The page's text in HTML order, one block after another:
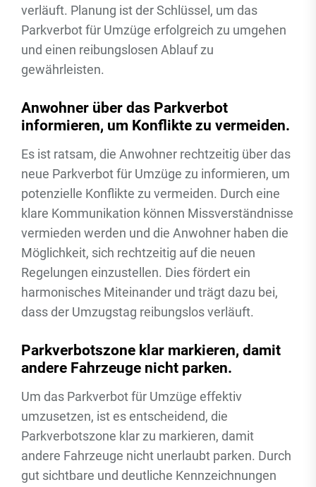
verläuft. Planung ist der Schlüssel, um das
Parkverbot für Umzüge erfolgreich zu umgehen
und einen reibungslosen Ablauf zu
gewährleisten.
Anwohner über das Parkverbot
informieren, um Konflikte zu vermeiden.
Es ist ratsam, die Anwohner rechtzeitig über das
neue Parkverbot für Umzüge zu informieren, um
potenzielle Konflikte zu vermeiden. Durch eine
klare Kommunikation können Missverständnisse
vermieden werden und die Anwohner haben die
Möglichkeit, sich rechtzeitig auf die neuen
Regelungen einzustellen. Dies fördert ein
harmonisches Miteinander und trägt dazu bei,
dass der Umzugstag reibungslos verläuft.
Parkverbotszone klar markieren, damit
andere Fahrzeuge nicht parken.
Um das Parkverbot für Umzüge effektiv
umzusetzen, ist es entscheidend, die
Parkverbotszone klar zu markieren, damit
andere Fahrzeuge nicht unerlaubt parken. Durch
gut sichtbare und deutliche Kennzeichnungen